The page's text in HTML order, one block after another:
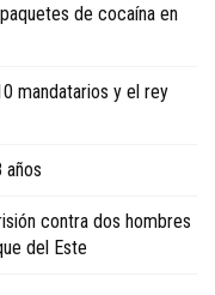
de cocaína en
mandatarios y el rey
años
contra dos hombres
del Este